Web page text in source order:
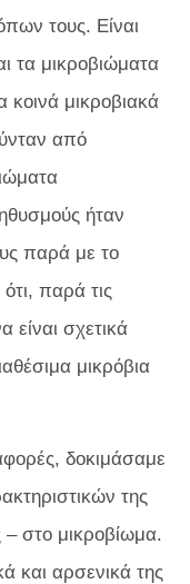
τους. Είναι
τα μικροβιώματα
κοινά μικροβιακά
από
ήταν
παρά με το
παρά τις
είναι σχετικά
μικρόβια
δοκιμάσαμε
της
– στο μικροβίωμα.
και αρσενικά της